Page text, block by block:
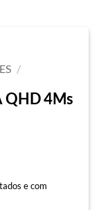
/
4Ms
e com